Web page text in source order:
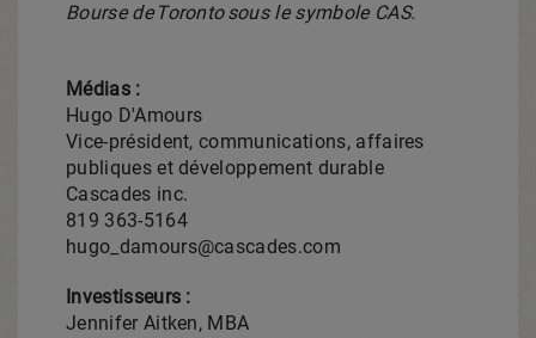
Bourse de Torontosous le symbole CAS.
Médias :
Hugo D'Amours
Vice-président, communications, affaires
publiques et développement durable
Cascades inc.
819 363-5164
hugo_damours@cascades.com
Investisseurs :
Jennifer Aitken, MBA